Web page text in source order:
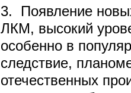
3. Появление
ЛКМ, высокий
особенно в
следствие,
отечественных